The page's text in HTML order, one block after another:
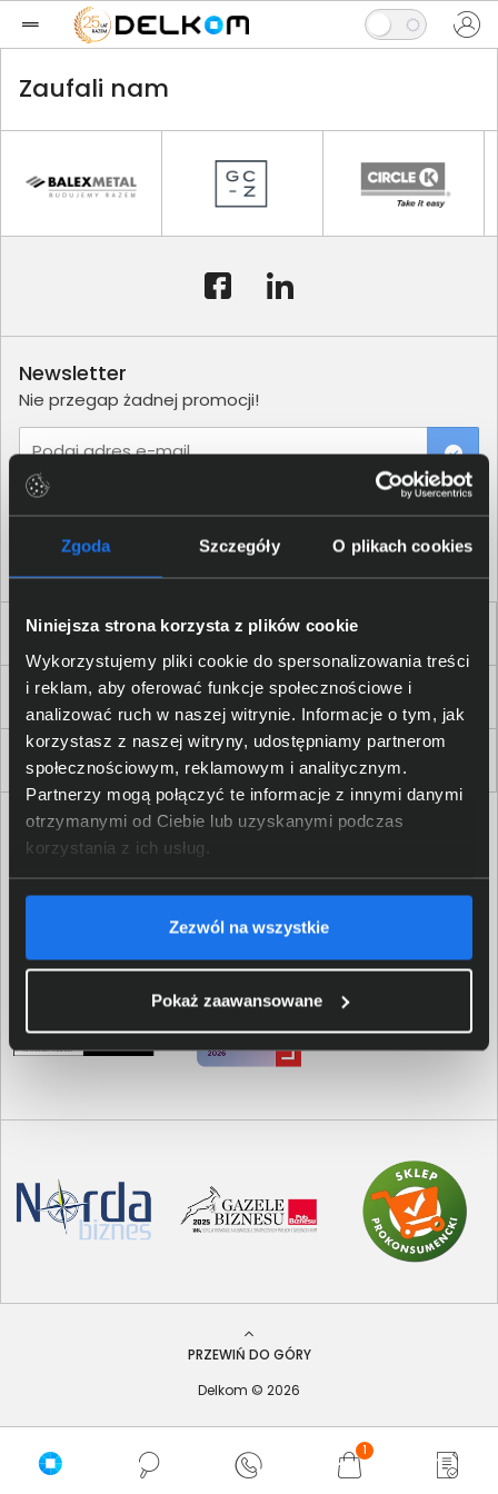
Zgoda Szczegóły O plikach cookies
Niniejsza strona korzysta z plików cookie
Wykorzystujemy pliki cookie do spersonalizowania treści
i reklam, aby oferować funkcje społecznościowe i
analizować ruch w naszej witrynie. Informacje o tym, jak
korzystasz z naszej witryny, udostępniamy partnerom
społecznościowym, reklamowym i analitycznym.
Partnerzy mogą połączyć te informacje z innymi danymi
otrzymanymi od Ciebie lub uzyskanymi podczas
korzystania z ich usług.
Zezwól na wszystkie
Pokaż zaawansowane
1
Zaufali nam
Dla Firm i Instytucji
Zakupy
Delkom 2000
Newsletter
Nie przegap żadnej promocji!
Podaj adres e-mail
PRZEWIŃ DO GÓRY
Delkom © 2026